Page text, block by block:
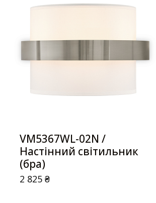
VM5367WL-02N /
Настінний світильник
(бра)
2 825₴